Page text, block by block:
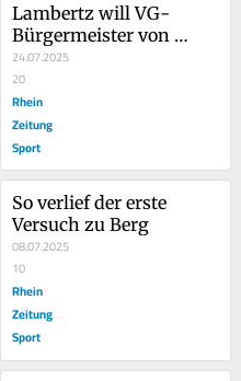
Lambertz will VG-
Bürgermeister von
Cochem bleiben
24.07.2025
20
Rhein
Zeitung
Sport
So verlief der erste
Versuch zu Berg
08.07.2025
10
Rhein
Zeitung
Sport